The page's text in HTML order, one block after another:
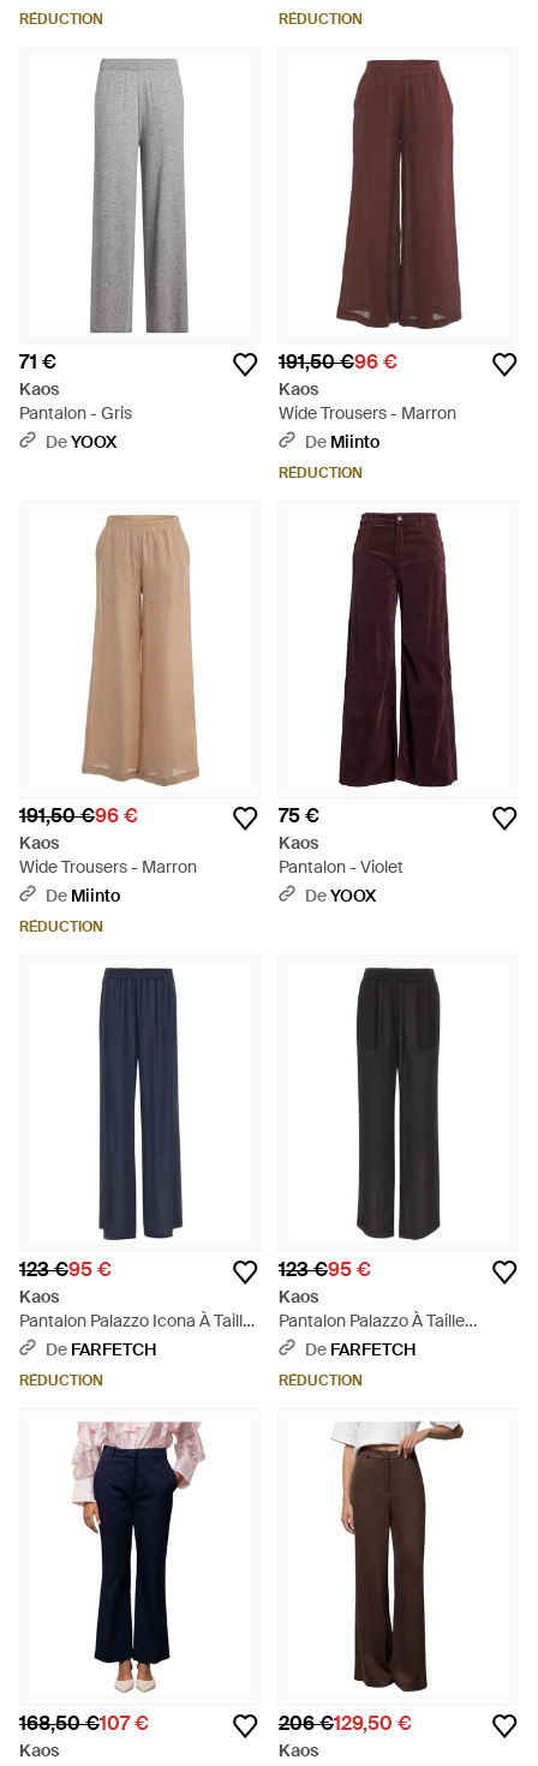
RÉDUCTION RÉDUCTION
71 €
Kaos
Pantalon - Gris
DeYOOX
191,50 €96 €
Kaos
Wide Trousers - Marron
De Miinto
RÉDUCTION
191,50 €96 €
Kaos
Wide Trousers - Marron
De Miinto
RÉDUCTION
75 €
Kaos
Pantalon - Violet
DeYOOX
123 €95 €
Kaos
Pantalon Palazzo Icona À Taille
Élastiquée - Bleu
De FARFETCH
RÉDUCTION
123 €95 €
Kaos
Pantalon Palazzo À Taille
Élastiquée - Noir
De FARFETCH
RÉDUCTION
168,50 €107 €
Kaos
206 €129,50 €
Kaos